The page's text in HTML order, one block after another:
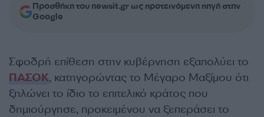
Προσθήκη του newsit.gr ως προτεινόμενη πηγή στην
Google
Σφοδρή επίθεση στην κυβέρνηση εξαπολύει το
ΠΑΣΟΚ, κατηγορώντας το Μέγαρο Μαξίμου ότι
ξηλώνει το ίδιο το επιτελικό κράτος που
δημιούργησε, προκειμένου να ξεπεράσει το